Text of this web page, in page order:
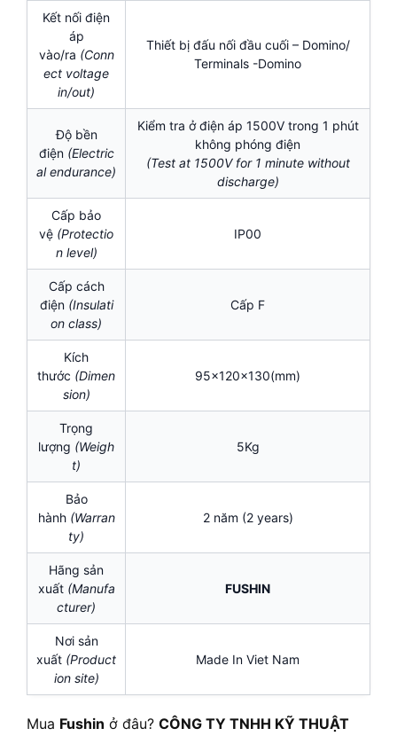
Kết nối điện
áp
vào/ra (Conn
ect voltage
in/out)
Thiết bị đấu nối đầu cuối – Domino/
Terminals -Domino
Độ bền
điện (Electric
al endurance)
Kiểm tra ở điện áp 1500V trong 1 phút
không phóng điện
(Test at 1500V for 1 minute without
discharge)
Cấp bảo
vệ (Protectio
n level)
IP00
Cấp cách
điện (Insulati
on class)
Cấp F
Kích
thước (Dimen
sion)
95x120x130(mm)
Trọng
lượng (Weigh
t)
5Kg
Bảo
hành (Warran
ty)
2 năm (2 years)
Hãng sản
xuất (Manufa
cturer)
FUSHIN
Nơi sản
xuất (Product
ion site)
Made In Viet Nam
Mua Fushin ở đâu? CÔNG TY TNHH KỸ THUẬT